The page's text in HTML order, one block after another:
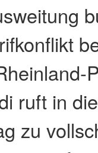
ruft in
zu